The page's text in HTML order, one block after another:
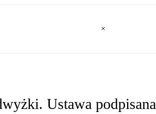
Ustawa podpisana